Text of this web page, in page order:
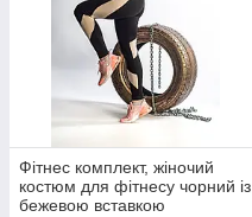
Фітнес комплект, жіночий
костюм для фітнесу чорний із
бежевою вставкою